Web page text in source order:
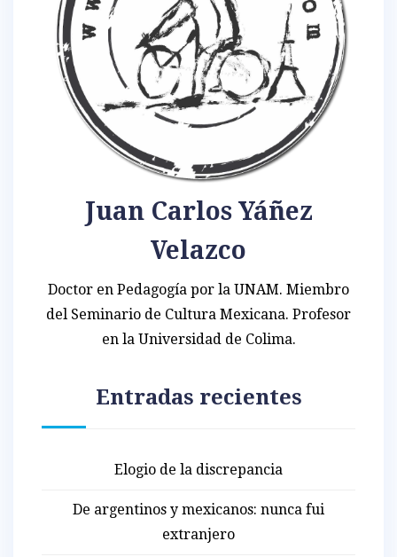
Juan Carlos Yáñez
Velazco
Doctor en Pedagogía por la UNAM. Miembro
del Seminario de Cultura Mexicana. Profesor
en la Universidad de Colima.
Entradas recientes
Elogio de la discrepancia
De argentinos y mexicanos: nunca fui
extranjero